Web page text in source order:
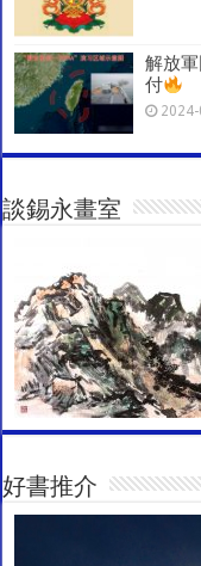
解放
付
談錫永畫室
好書推介